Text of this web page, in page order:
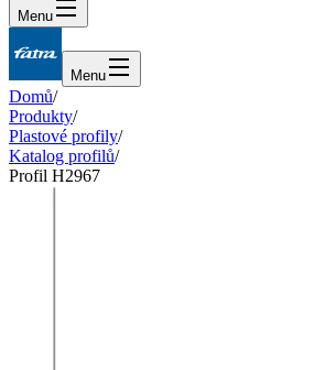
Menu
Menu
Domů/
Produkty/
Plastové profily/
Katalog profilů/
Profil H2967